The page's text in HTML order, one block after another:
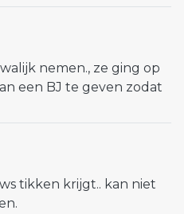
nemen., ze ging op
een BJ te geven zodat
tikken krijgt.. kan niet